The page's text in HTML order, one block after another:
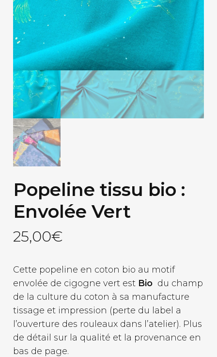
Popeline tissu bio :
Envolée Vert
25,00€
Cette popeline en coton bio au motif
envolée de cigogne vert est Biodu champ
de la culture du coton à sa manufacture
tissage et impression (perte du label a
l’ouverture des rouleaux dans l’atelier). Plus
de détail sur la qualité et la provenance en
bas de page.